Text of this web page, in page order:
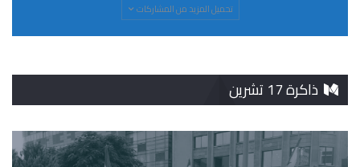
تحميل المزيد من المشاركات
ذاكرة 17 تشرين